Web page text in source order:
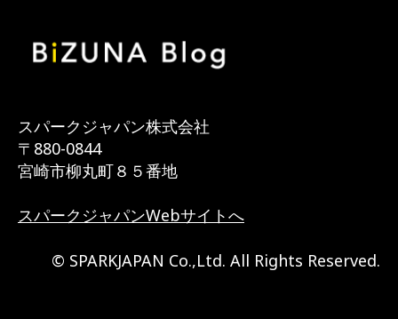
スパークジャパン株式会社
〒880-0844
宮崎市柳丸町８５番地
スパークジャパンWebサイトへ
© SPARKJAPAN Co.,Ltd. All Rights Reserved.